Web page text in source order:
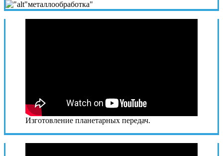
Изготовление планетарных передач.